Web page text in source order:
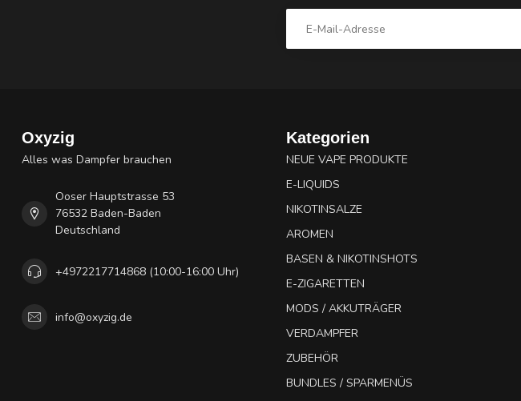
Oxyzig
Alles was Dampfer brauchen
Ooser Hauptstrasse 53
76532 Baden-Baden
Deutschland
+4972217714868 (10:00-16:00 Uhr)
info@oxyzig.de
Kategorien
NEUE VAPE PRODUKTE
E-LIQUIDS
NIKOTINSALZE
AROMEN
BASEN & NIKOTINSHOTS
E-ZIGARETTEN
MODS / AKKUTRÄGER
VERDAMPFER
ZUBEHÖR
BUNDLES / SPARMENÜS